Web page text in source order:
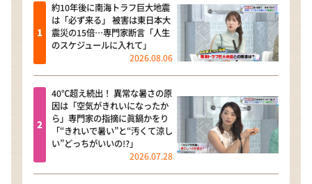
約10年後に南海トラフ巨大地震
は「必ず来る」 被害は東日本大
震災の15倍…専門家断言「人生
のスケジュールに入れて」
2026.08.06
40℃超え続出！ 異常な暑さの原
因は「空気がきれいになったか
ら」専門家の指摘に眞鍋かをり
「“きれいで暑い”と“汚くて涼し
い”どっちがいいの!?」
2026.07.28